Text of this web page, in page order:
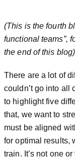
(This is the fourth
functional teams”,
the end of this blog)
There are a lot of
couldn’t go into all
to highlight five
that, we want to
must be aligned
for optimal results,
train. It’s not one